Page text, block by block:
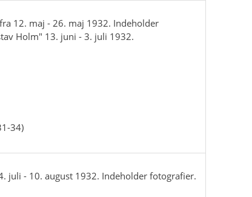
12. maj - 26. maj 1932. Indeholder
Holm" 13. juni - 3. juli 1932.
34)
juli - 10. august 1932. Indeholder fotografier.